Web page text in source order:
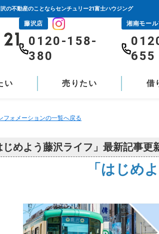
の不動産のことならセンチュリー21富士ハウジング
藤沢店
0120-158-
380
湘南モー
655
い 売りたい 借
フォメーションの一覧へ戻る
じめよう藤沢ライフ」最新記事更
「はじめ